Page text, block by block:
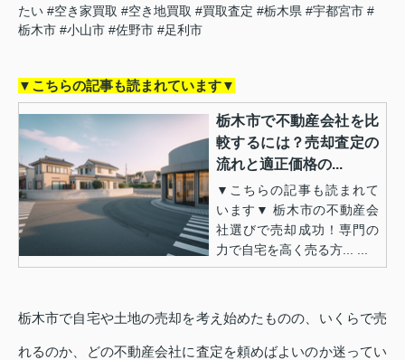
たい #空き家買取 #空き地買取 #買取査定 #栃木県 #宇都宮市 #
栃木市 #小山市 #佐野市 #足利市
▼こちらの記事も読まれています▼
栃木市で不動産会社を比
較するには？売却査定の
流れと適正価格の...
▼こちらの記事も読まれて
います▼ 栃木市の不動産会
社選びで売却成功！専門の
力で自宅を高く売る方... ...
栃木市で自宅や土地の売却を考え始めたものの、いくらで売
れるのか、どの不動産会社に査定を頼めばよいのか迷ってい